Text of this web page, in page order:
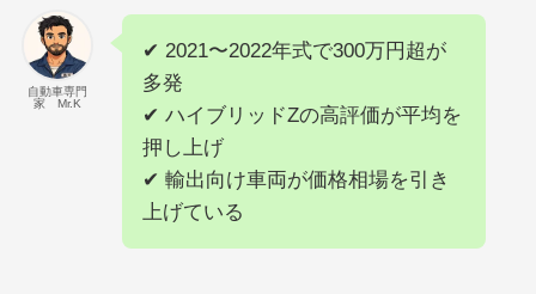
自動車専門
家 Mr.K
✔ 2021〜2022年式で300万円超が
多発
✔ ハイブリッドZの高評価が平均を
押し上げ
✔ 輸出向け車両が価格相場を引き
上げている